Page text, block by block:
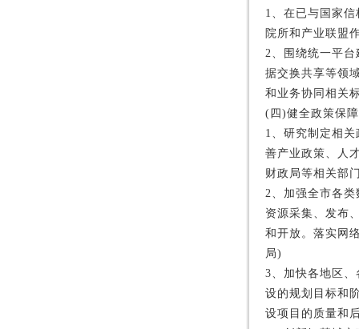
1、在已与国家
院所和产业联盟
2、围绕统一平
据交换共享等领
和业务协同相关
(四)健全政策保
1、研究制定相
善产业政策、人
财政局等相关部
2、加强全市各
资源采集、发布
和开放。落实网
局)
3、加快各地区
设的规划目标和
设项目的质量和